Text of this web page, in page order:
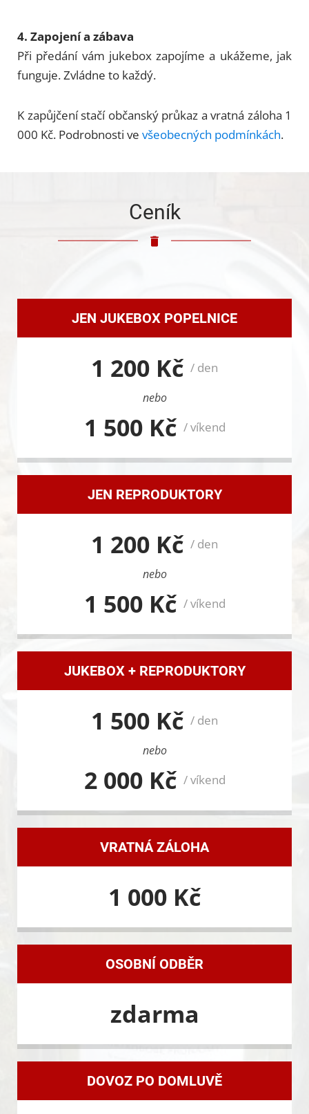
4. Zapojení a zábava
Při předání vám jukebox zapojíme a ukážeme, jak
funguje. Zvládne to každý.
K zapůjčení stačí občanský průkaz a vratná záloha 1
000 Kč. Podrobnosti ve všeobecných podmínkách.
Ceník
JEN JUKEBOX POPELNICE
1 200 Kč / den
nebo
1 500 Kč / víkend
JEN REPRODUKTORY
1 200 Kč / den
nebo
1 500 Kč / víkend
JUKEBOX + REPRODUKTORY
1 500 Kč / den
nebo
2 000 Kč / víkend
VRATNÁ ZÁLOHA
1 000 Kč
OSOBNÍ ODBĚR
zdarma
DOVOZ PO DOMLUVĚ